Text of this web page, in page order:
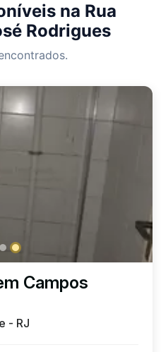
na Rua
Rodrigues
Campos
- RJ